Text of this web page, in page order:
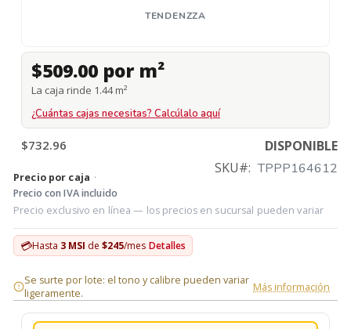
TENDENZZA
$509.00 por m²
La caja rinde 1.44 m²
¿Cuántas cajas necesitas? Calcúlalo aquí
$732.96
DISPONIBLE
SKU
TPPP164612
Precio por caja ·
Precio con IVA incluido
Precio exclusivo en línea — los precios en sucursal pueden variar
💳Hasta 3 MSI de $245/mes Detalles
Se surte por lote: el tono y calibre pueden variar
ligeramente.
Más información